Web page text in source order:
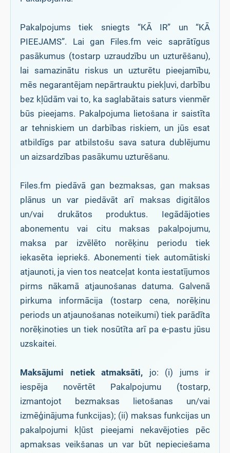
Pakalpojums tiek sniegts “KĀ IR” un “KĀ
PIEEJAMS”. Lai gan Files.fm veic saprātīgus
pasākumus (tostarp uzraudzību un uzturēšanu),
lai samazinātu riskus un uzturētu pieejamību,
mēs negarantējam nepārtrauktu piekļuvi, darbību
bez kļūdām vai to, ka saglabātais saturs vienmēr
būs pieejams. Pakalpojuma lietošana ir saistīta
ar tehniskiem un darbības riskiem, un jūs esat
atbildīgs par atbilstošu sava satura dublējumu
un aizsardzības pasākumu uzturēšanu.
Files.fm piedāvā gan bezmaksas, gan maksas
plānus un var piedāvāt arī maksas digitālos
un/vai drukātos produktus. Iegādājoties
abonementu vai citu maksas pakalpojumu,
maksa par izvēlēto norēķinu periodu tiek
iekasēta iepriekš. Abonementi tiek automātiski
atjaunoti, ja vien tos neatceļat konta iestatījumos
pirms nākamā atjaunošanas datuma. Galvenā
pirkuma informācija (tostarp cena, norēķinu
periods un atjaunošanas noteikumi) tiek parādīta
norēķinoties un tiek nosūtīta arī pa e-pastu jūsu
uzskaitei.
Maksājumi netiek atmaksāti, jo: (i) jums ir
iespēja novērtēt Pakalpojumu (tostarp,
izmantojot bezmaksas lietošanas un/vai
izmēģinājuma funkcijas); (ii) maksas funkcijas un
pakalpojumi kļūst pieejami nekavējoties pēc
apmaksas veikšanas un var būt nepieciešama